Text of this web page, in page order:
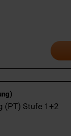
(PT) Stufe 1+2